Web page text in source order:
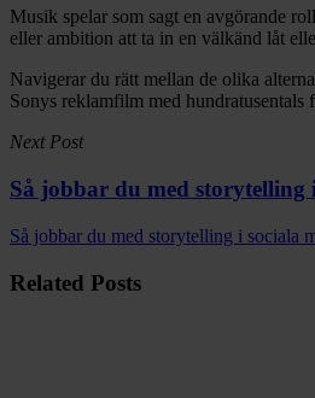
Musik spelar som sagt en avgörande
eller ambition att ta in en välkänd låt
Navigerar du rätt mellan de olika
Sonys reklamfilm med hundratusentals
Next Post
Så jobbar du med storytelling
Så jobbar du med storytelling i sociala
Related Posts